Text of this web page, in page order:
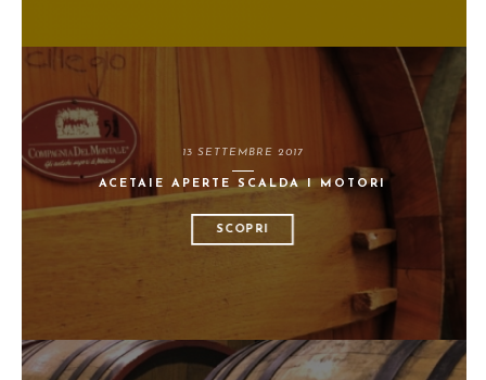
13 SETTEMBRE 2017
ACETAIE APERTE SCALDA I MOTORI
SCOPRI